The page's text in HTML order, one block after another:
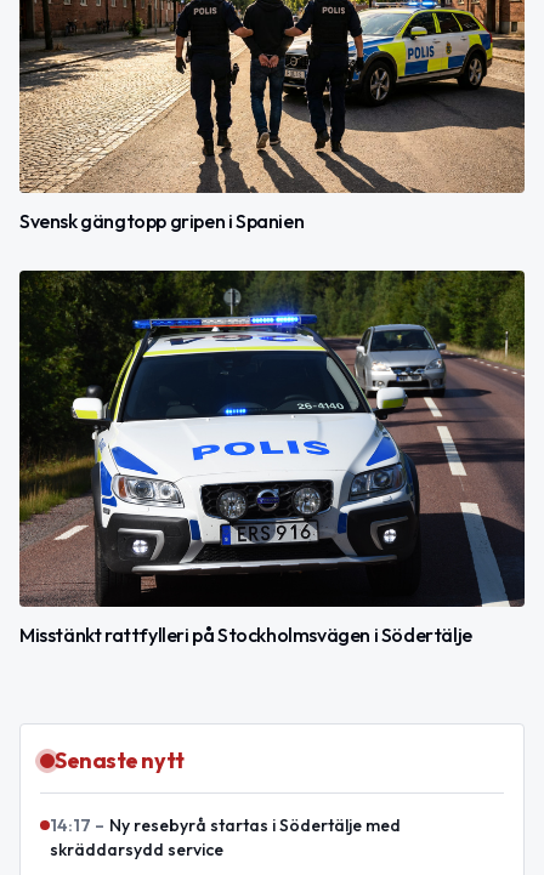
Svensk gängtopp gripen i Spanien
Misstänkt rattfylleri på Stockholmsvägen i Södertälje
Senaste nytt
14:17 – Ny resebyrå startas i Södertälje med
skräddarsydd service